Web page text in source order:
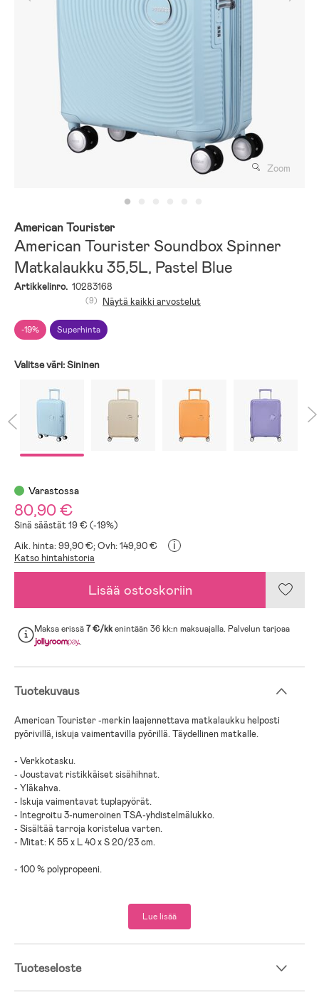
Zoom
American Tourister
American Tourister Soundbox Spinner
Matkalaukku 35,5L, Pastel Blue
Artikkelinro. 10283168
-19% Superhinta
(9) Näytä kaikki arvostelut
Valitse väri:Sininen
Varastossa
80,90 €
Sinä säästät 19 € (-19%)
Aik. hinta: 99,90 €;Ovh: 149,90 € i
Katso hintahistoria
Lisää ostoskoriin
Maksa erissä7 €/kkenintään 36 kk:n maksuajalla. Palvelun tarjoaa
.
Tuotekuvaus
American Tourister -merkin laajennettava matkalaukku helposti
pyörivillä, iskuja vaimentavilla pyörillä. Täydellinen matkalle.
- Verkkotasku.
- Joustavat ristikkäiset sisähihnat.
- Yläkahva.
- Iskuja vaimentavat tuplapyörät.
- Integroitu 3-numeroinen TSA-yhdistelmälukko.
- Sisältää tarroja koristelua varten.
- Mitat: K 55 x L 40 x S 20/23 cm.
- 100 % polypropeeni.
Lue lisää
Tuoteseloste